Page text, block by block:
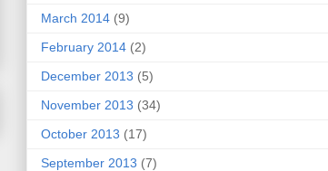
March 2014 (9)
February 2014 (2)
December 2013 (5)
November 2013 (34)
October 2013 (17)
September 2013 (7)